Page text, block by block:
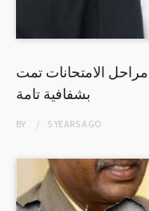
مراحل الامتحانات تمت
بشفافية تامة
BY 5 YEARSAGO